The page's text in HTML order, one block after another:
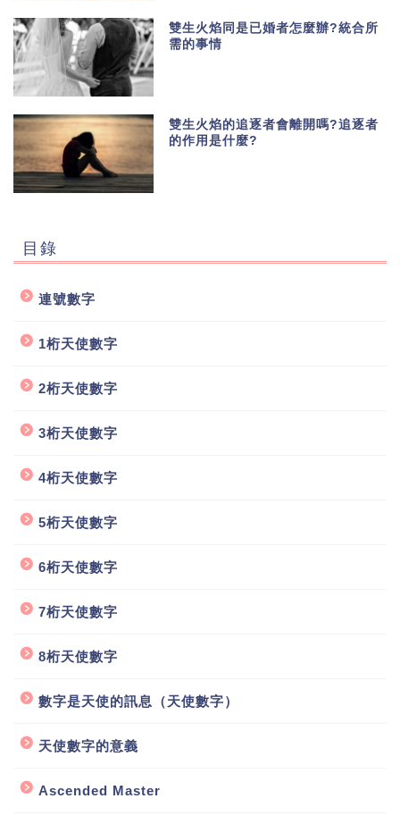
雙生火焰同是已婚者怎麼辦?統合所
需的事情
雙生火焰的追逐者會離開嗎?追逐者
的作用是什麼?
目錄
連號數字
1桁天使數字
2桁天使數字
3桁天使數字
4桁天使數字
5桁天使數字
6桁天使數字
7桁天使數字
8桁天使數字
數字是天使的訊息（天使數字）
天使數字的意義
Ascended Master